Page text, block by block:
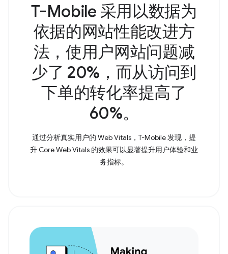
T-Mobile 采用以数据为
依据的网站性能改进方
法，使用户网站问题减
少了 20%，而从访问到
下单的转化率提高了
60%。
通过分析真实用户的 Web Vitals，T-Mobile 发现，提
升 Core Web Vitals 的效果可以显著提升用户体验和业
务指标。